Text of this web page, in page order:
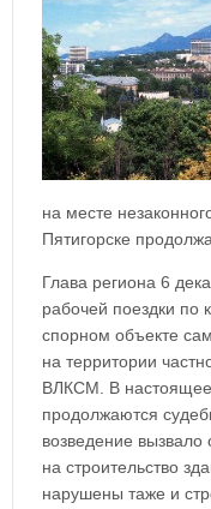
на месте
Пятигорске
Глава региона 6
рабочей поездки по
спорном объекте
на территории
ВЛКСМ. В настоящее
продолжаются
возведение
на строительство
нарушены таже и